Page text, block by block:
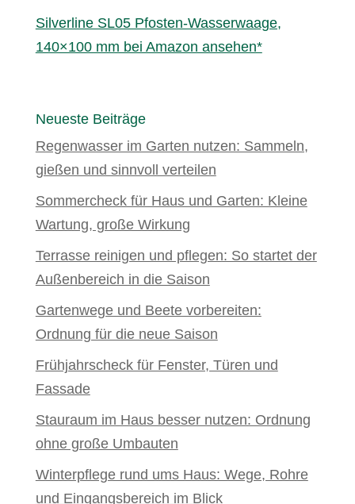
Silverline SL05 Pfosten-Wasserwaage,
140×100 mm bei Amazon ansehen*
Neueste Beiträge
Regenwasser im Garten nutzen: Sammeln,
gießen und sinnvoll verteilen
Sommercheck für Haus und Garten: Kleine
Wartung, große Wirkung
Terrasse reinigen und pflegen: So startet der
Außenbereich in die Saison
Gartenwege und Beete vorbereiten:
Ordnung für die neue Saison
Frühjahrscheck für Fenster, Türen und
Fassade
Stauraum im Haus besser nutzen: Ordnung
ohne große Umbauten
Winterpflege rund ums Haus: Wege, Rohre
und Eingangsbereich im Blick